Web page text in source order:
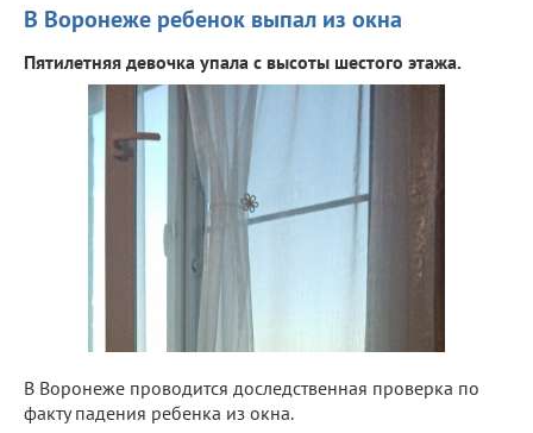
В Воронеже ребенок выпал из окна
Пятилетняя девочка упала с высоты шестого этажа.
В Воронеже проводится доследственная проверка по
факту падения ребенка из окна.